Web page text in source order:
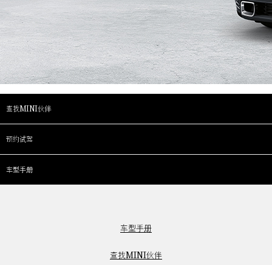
查找MINI伙伴
预约试驾
车型手册
车型手册
查找MINI伙伴